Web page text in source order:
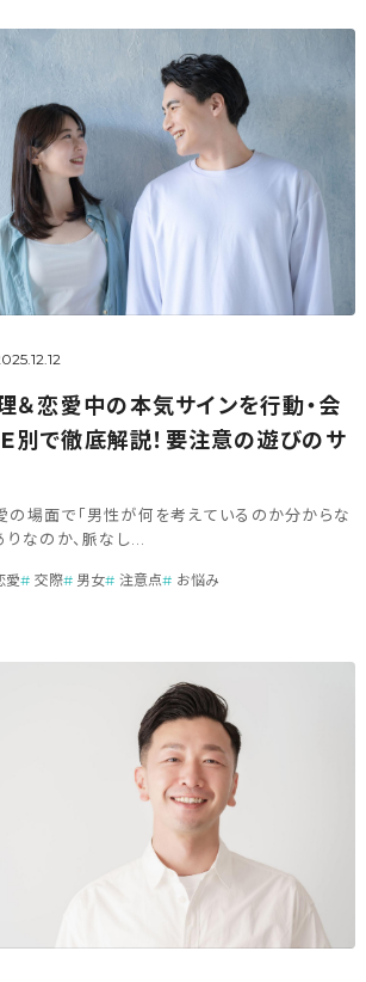
＆恋愛中の本気サインを行動・会
別で徹底解説！要注意の遊びのサ
の場面で「男性が何を考えているのか分からな
りなのか、脈なし...
愛 交際 男女 注意点 お悩み